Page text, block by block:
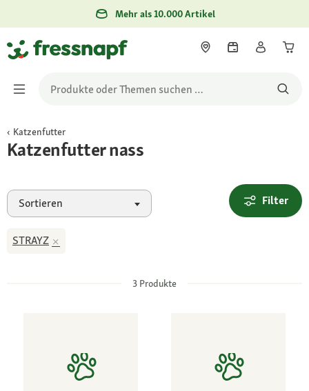
Mehr als 10.000 Artikel
Katzenfutter
Katzenfutter nass
Sortieren Filter
STRAYZ
3 Produkte